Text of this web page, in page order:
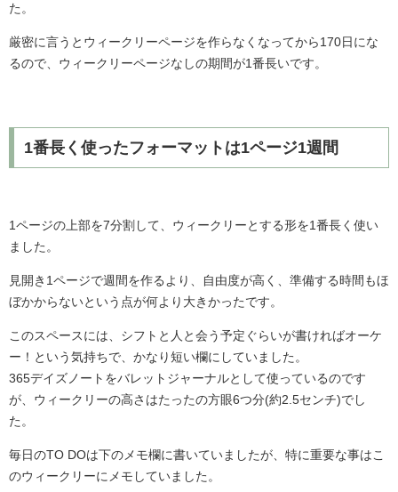
た。
厳密に言うとウィークリーページを作らなくなってから170日にな
るので、ウィークリーページなしの期間が1番長いです。
1番長く使ったフォーマットは1ページ1週間
1ページの上部を7分割して、ウィークリーとする形を1番長く使い
ました。
見開き1ページで週間を作るより、自由度が高く、準備する時間もほ
ぼかからないという点が何より大きかったです。
このスペースには、シフトと人と会う予定ぐらいが書ければオーケ
ー！という気持ちで、かなり短い欄にしていました。
365デイズノートをバレットジャーナルとして使っているのです
が、ウィークリーの高さはたったの方眼6つ分(約2.5センチ)でし
た。
毎日のTO DOは下のメモ欄に書いていましたが、特に重要な事はこ
のウィークリーにメモしていました。